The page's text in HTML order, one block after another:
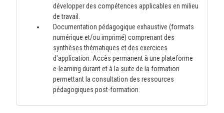
développer des compétences applicables en milieu
de travail.
Documentation pédagogique exhaustive (formats
numérique et/ou imprimé) comprenant des
synthèses thématiques et des exercices
d'application. Accès permanent à une plateforme
e-learning durant et à la suite de la formation
permettant la consultation des ressources
pédagogiques post-formation.